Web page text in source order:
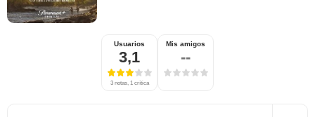
Usuarios
3,1
3 notas, 1 crítica
Mis amigos
--